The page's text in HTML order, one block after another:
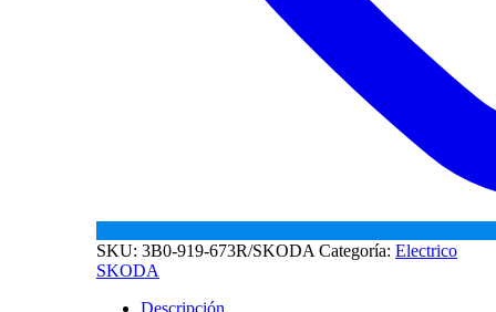
SKU: 3B0-919-673R/SKODA Categoría: Electrico
SKODA
Descripción